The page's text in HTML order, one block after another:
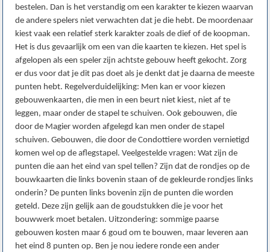
bestelen. Dan is het verstandig om een karakter te kiezen waarvan
de andere spelers niet verwachten dat je die hebt. De moordenaar
kiest vaak een relatief sterk karakter zoals de dief of de koopman.
Het is dus gevaarlijk om een van die kaarten te kiezen. Het spel is
afgelopen als een speler zijn achtste gebouw heeft gekocht. Zorg
er dus voor dat je dit pas doet als je denkt dat je daarna de meeste
punten hebt. Regelverduidelijking: Men kan er voor kiezen
gebouwenkaarten, die men in een beurt niet kiest, niet af te
leggen, maar onder de stapel te schuiven. Ook gebouwen, die
door de Magier worden afgelegd kan men onder de stapel
schuiven. Gebouwen, die door de Condottiere worden vernietigd
komen wel op de aflegstapel. Veelgestelde vragen: Wat zijn de
punten die aan het eind van spel tellen? Zijn dat de rondjes op de
bouwkaarten die links bovenin staan of de gekleurde rondjes links
onderin? De punten links bovenin zijn de punten die worden
geteld. Deze zijn gelijk aan de goudstukken die je voor het
bouwwerk moet betalen. Uitzondering: sommige paarse
gebouwen kosten maar 6 goud om te bouwen, maar leveren aan
het eind 8 punten op. Ben je nou iedere ronde een ander